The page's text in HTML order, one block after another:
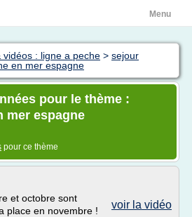
Menu
vidéos : ligne a peche > sejour
en mer espagne
pour le thème :
mer espagne
pour ce thème
voir la vidéo
et octobre sont
place en novembre !